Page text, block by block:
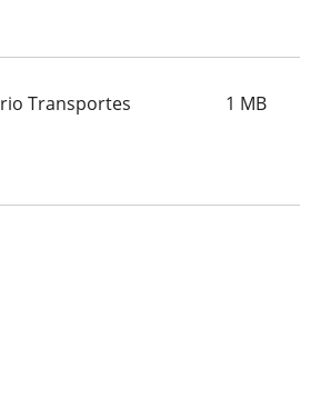
Transportes 1 MB